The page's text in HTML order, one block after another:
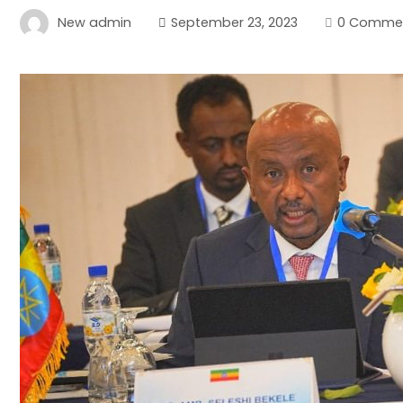
New admin September 23, 2023 0